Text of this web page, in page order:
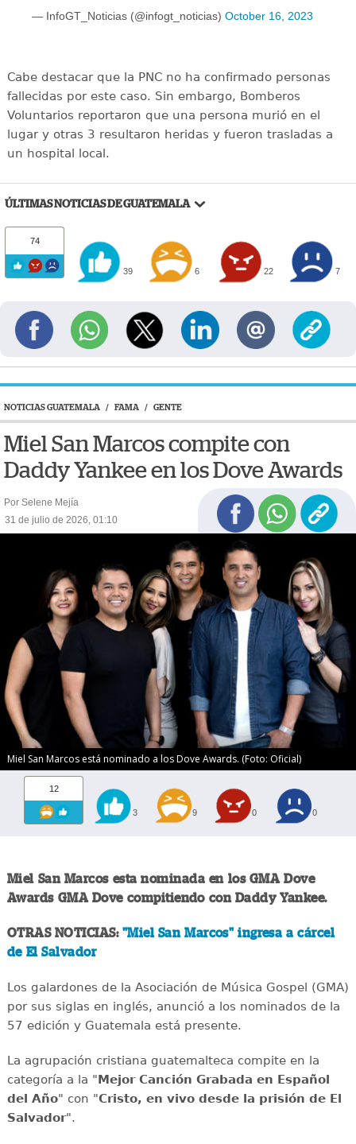
— InfoGT_Noticias (@infogt_noticias) October 16, 2023
Cabe destacar que la PNC no ha confirmado personas
fallecidas por este caso. Sin embargo, Bomberos
Voluntarios reportaron que una persona murió en el
lugar y otras 3 resultaron heridas y fueron trasladas a
un hospital local.
ÚLTIMAS NOTICIAS DE GUATEMALA
74
39 6 22 7
NOTICIAS GUATEMALA / FAMA / GENTE
Miel San Marcos compite con
Daddy Yankee en los Dove Awards
Por Selene Mejía
31 de julio de 2026, 01:10
Miel San Marcos está nominado a los Dove Awards. (Foto: Oficial)
12
3 9 0 0
Miel San Marcos esta nominada en los GMA Dove
Awards GMA Dove compitiendo con Daddy Yankee.
OTRAS NOTICIAS: "Miel San Marcos" ingresa a cárcel
de El Salvador
Los galardones de la Asociación de Música Gospel (GMA)
por sus siglas en inglés, anunció a los nominados de la
57 edición y Guatemala está presente.
La agrupación cristiana guatemalteca compite en la
categoría a la "Mejor Canción Grabada en Español
del Año" con "Cristo, en vivo desde la prisión de El
Salvador".